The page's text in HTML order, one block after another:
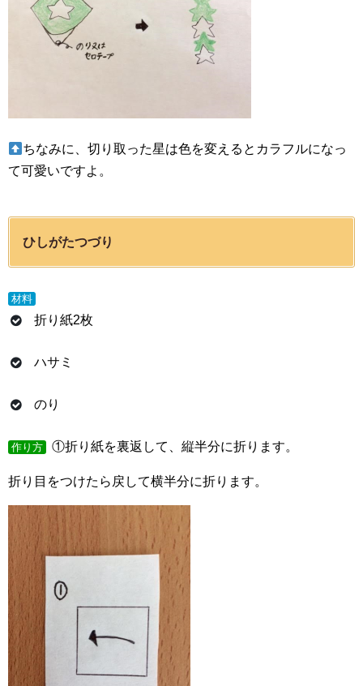
ちなみに、切り取った星は色を変えるとカラフルになっ
て可愛いですよ。
ひしがたつづり
材料
折り紙2枚
ハサミ
のり
作り方 ①折り紙を裏返して、縦半分に折ります。
折り目をつけたら戻して横半分に折ります。